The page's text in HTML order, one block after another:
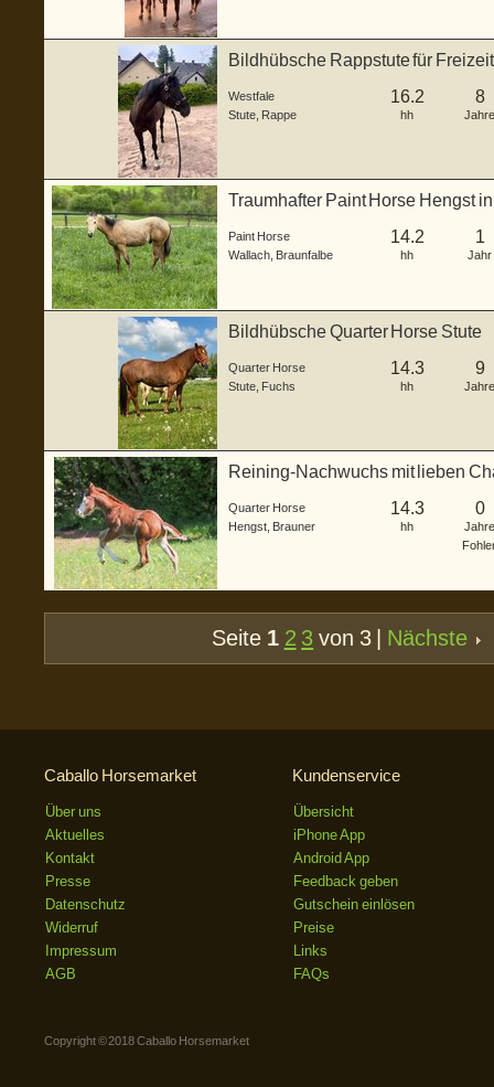
Bildhübsche Rappstute für
Westfale
Stute Rappe
16.2
hh
8
Jahre
Traumhafter Paint Horse Hengst
Paint Horse
Wallach Braunfalbe
14.2
hh
1
Jahr
Bildhübsche Quarter Horse Stute
Quarter Horse
Stute Fuchs
14.3
hh
9
Jahre
Reining-Nachwuchs mit lieben
Quarter Horse
Hengst Brauner
14.3
hh
0
Jahre
Seite 1 2 3 von 3 | Nächste
Caballo Horsemarket
Über uns
Aktuelles
Kontakt
Presse
Datenschutz
Widerruf
Impressum
AGB
Kundenservice
Übersicht
iPhone App
Android App
Feedback geben
Gutschein einlösen
Preise
Links
FAQs
Copyright © 2018 Caballo Horsemarket